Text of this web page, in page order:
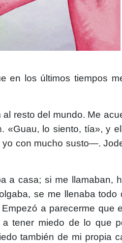
en los últimos tiempos
resto del mundo. Me
«Guau, lo siento, tía», y
con mucho susto—.
a casa; si me llamaban,
se me llenaba
a parecerme
tener miedo de lo que
también de mi propia